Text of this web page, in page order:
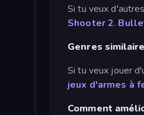
Si tu veux
Shooter 2.
Genres
Si tu veux jouer
jeux d'armes à
Comment